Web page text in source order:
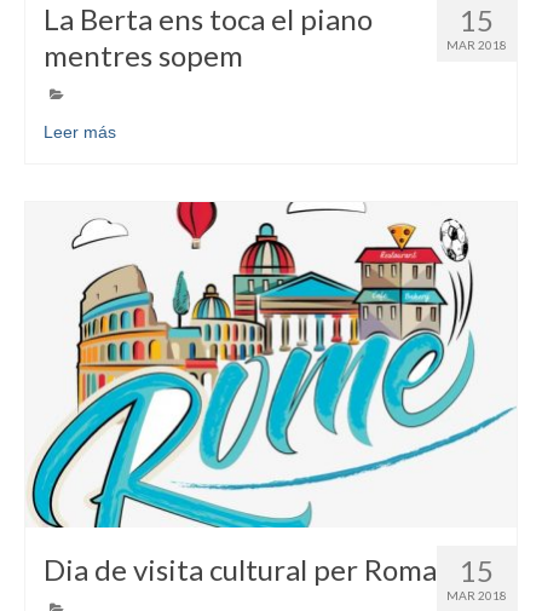
15
MAR 2018
La Berta ens toca el piano
mentres sopem
Leer más
15
MAR 2018
Dia de visita cultural per Roma